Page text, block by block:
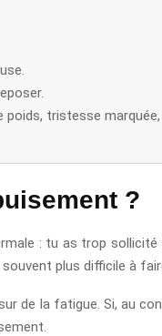
tristesse
?
: tu as trop
plus difficile à
de la fatigue. Si, au